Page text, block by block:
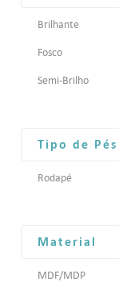
Brilhante
Fosco
Semi-Brilho
Tipo de Pés
Rodapé
Material
MDF/MDP